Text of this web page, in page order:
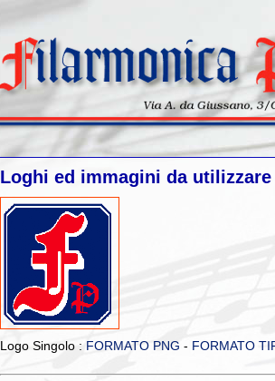
Loghi ed immagini da
Logo Singolo : FORMATO PNG - FORMATO